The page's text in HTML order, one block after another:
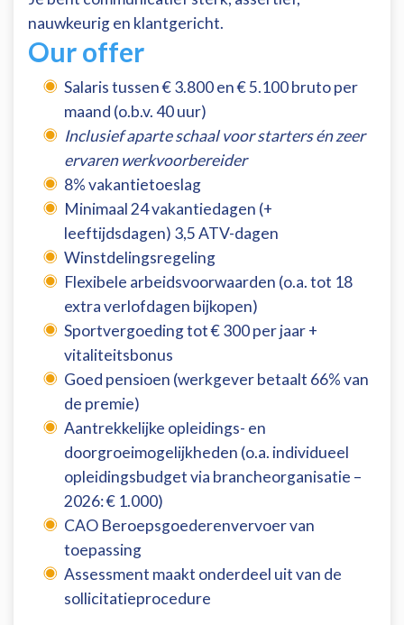
nauwkeurig en klantgericht.
Our offer
Salaris tussen € 3.800 en € 5.100 bruto per
maand (o.b.v. 40 uur)
Inclusief aparte schaal voor starters én zeer
ervaren werkvoorbereider
8% vakantietoeslag
Minimaal 24 vakantiedagen (+
leeftijdsdagen) 3,5 ATV-dagen
Winstdelingsregeling
Flexibele arbeidsvoorwaarden (o.a. tot 18
extra verlofdagen bijkopen)
Sportvergoeding tot € 300 per jaar +
vitaliteitsbonus
Goed pensioen (werkgever betaalt 66% van
de premie)
Aantrekkelijke opleidings- en
doorgroeimogelijkheden (o.a. individueel
opleidingsbudget via brancheorganisatie –
2026: € 1.000)
CAO Beroepsgoederenvervoer van
toepassing
Assessment maakt onderdeel uit van de
sollicitatieprocedure